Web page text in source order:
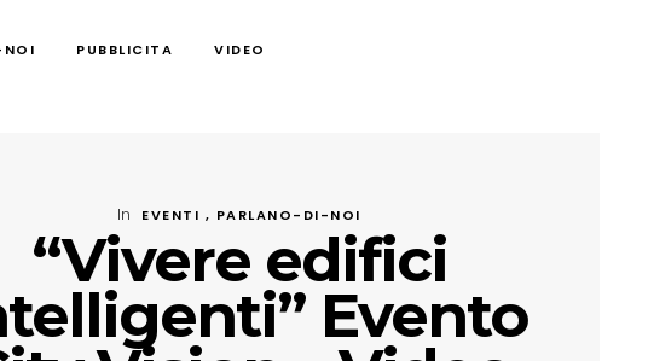
PUBBLICITA VIDEO
In EVENTI , PARLANO-DI-NOI
“Vivere edifici
Evento